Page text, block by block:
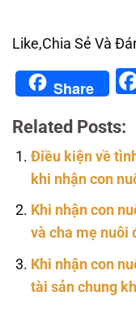
Like,Chia Sẻ Và
Share
Related Posts:
Điều kiện về
khi nhận con
Khi nhận con
và cha mẹ nuôi
Khi nhận con
tài sản chung